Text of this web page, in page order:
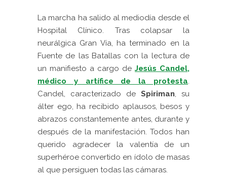
La marcha ha salido al mediodía desde el
Hospital Clínico. Tras colapsar la
neurálgica Gran Vía, ha terminado en la
Fuente de las Batallas con la lectura de
un manifiesto a cargo de Jesús Candel,
médico y artífice de la protesta.
Candel, caracterizado de Spiriman, su
álter ego, ha recibido aplausos, besos y
abrazos constantemente antes, durante y
después de la manifestación. Todos han
querido agradecer la valentía de un
superhéroe convertido en ídolo de masas
al que persiguen todas las cámaras.